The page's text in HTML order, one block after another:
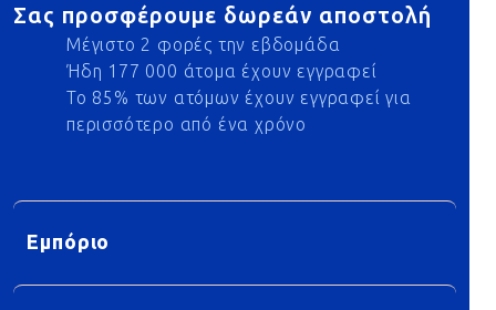
Σας προσφέρουμε δωρεάν αποστολή
Μέγιστο 2 φορές την εβδομάδα
Ήδη 177 000 άτομα έχουν εγγραφεί
Το 85% των ατόμων έχουν εγγραφεί για
περισσότερο από ένα χρόνο
Εμπόριο